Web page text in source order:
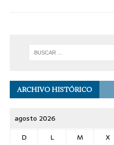
ARCHIVO HISTÓRICO
agosto 2026
D
L M X